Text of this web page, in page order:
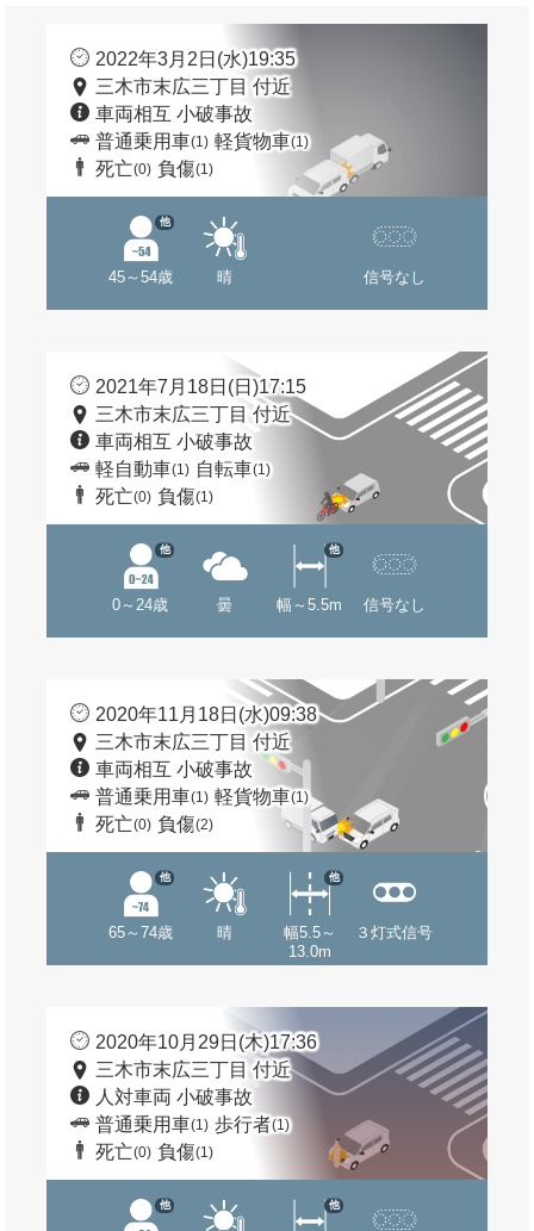
2022年3月2日(水)19:35
三木市末広三丁目 付近
車両相互 小破事故
普通乗用車(1) 軽貨物車(1)
死亡(0) 負傷(1)
45～54歳
他
晴 信号なし
2021年7月18日(日)17:15
三木市末広三丁目 付近
車両相互 小破事故
軽自動車(1) 自転車(1)
死亡(0) 負傷(1)
0～24歳
他
曇 幅～5.5m
他
信号なし
2020年11月18日(水)09:38
三木市末広三丁目 付近
車両相互 小破事故
普通乗用車(1) 軽貨物車(1)
死亡(0) 負傷(2)
65～74歳
他
晴
幅5.5～
13.0m
他
３灯式信号
2020年10月29日(木)17:36
三木市末広三丁目 付近
人対車両 小破事故
普通乗用車(1) 歩行者(1)
死亡(0) 負傷(1)
他 他